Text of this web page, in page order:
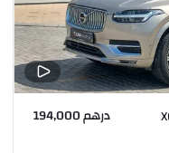
درهم 194,000